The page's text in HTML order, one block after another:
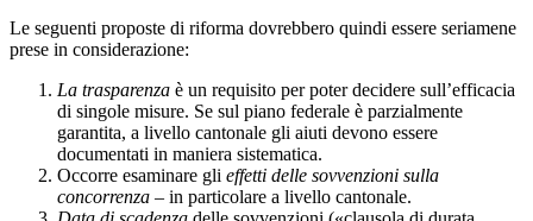
Le seguenti proposte di riforma dovrebbero quindi essere seriamene
prese in considerazione:
La trasparenza è un requisito per poter decidere sull’efficacia
di singole misure. Se sul piano federale è parzialmente
garantita, a livello cantonale gli aiuti devono essere
documentati in maniera sistematica.
Occorre esaminare gli effetti delle sovvenzioni sulla
concorrenza – in particolare a livello cantonale.